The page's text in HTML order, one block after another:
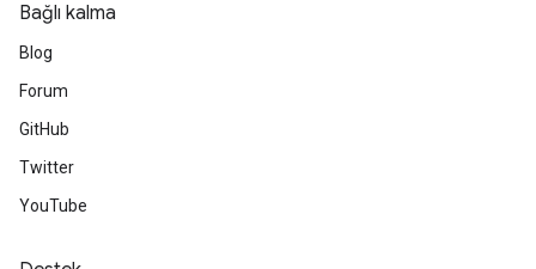
Bağlı kalma
Blog
Forum
GitHub
Twitter
YouTube